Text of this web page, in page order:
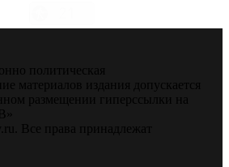
политическая
материалов издания допускается
размещении гиперссылки на
Все права принадлежат